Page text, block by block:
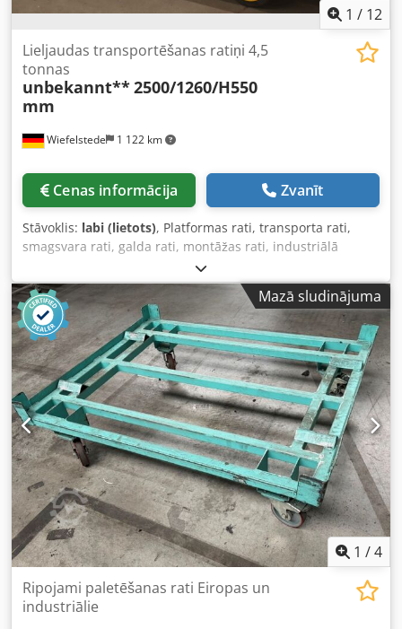
1 / 12
Wiefelstede 1 122 km
Lieljaudas transportēšanas ratiņi 4,5
tonnas
unbekannt**2500/1260/H550
mm
Cenas informācija Zvanīt
Stāvoklis: labi (lietots), Platformas rati, transporta rati,
smagsvara rati, galda rati, montāžas rati, industriālā
piekabe, konteineru dolly, dubultā pagriežamā asi vadība,
smagsvara piekabe - Smagsvara transporta rati: Industriālā
piekabe ar 1-ass grozāmās platformas stūri - Platforma:
2500/1260/H550 mm - Celtspēja: 4,5 t - Riepas: 415/100-305
K L pilngumijas - Sakabes ierīce: industriālajai piekabei -
Pieejamais daudzums: 1x transporta rati - Kopējie izmēri:
3940/1260/H550 mm - Svars: 415 kg Crsdpfx Asua Nkujn Ief
Mazā sludinājuma
1 /4
Ripojami paletēšanas rati Eiropas un
industriālie